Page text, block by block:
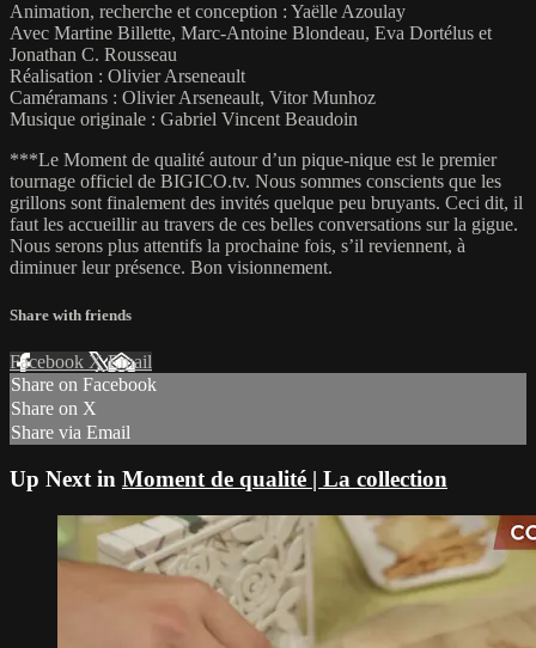
Animation, recherche et conception : Yaëlle Azoulay
Avec Martine Billette, Marc-Antoine Blondeau, Eva Dortélus et
Jonathan C. Rousseau
Réalisation : Olivier Arseneault
Caméramans : Olivier Arseneault, Vitor Munhoz
Musique originale : Gabriel Vincent Beaudoin
***Le Moment de qualité autour d’un pique-nique est le premier
tournage officiel de BIGICO.tv. Nous sommes conscients que les
grillons sont finalement des invités quelque peu bruyants. Ceci dit, il
faut les accueillir au travers de ces belles conversations sur la gigue.
Nous serons plus attentifs la prochaine fois, s’il reviennent, à
diminuer leur présence. Bon visionnement.
Share with friends
Facebook XEmail
Share on Facebook
Share on X
Share via Email
Up Next in Moment de qualité | La collection